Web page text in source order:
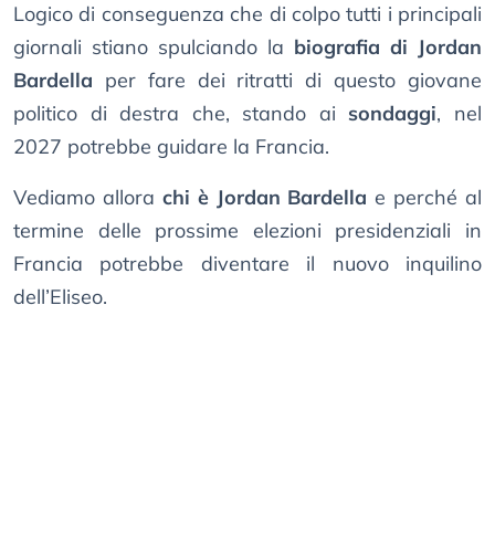
Logico di conseguenza che di colpo tutti i principali
giornali stiano spulciando la biografia di Jordan
Bardella per fare dei ritratti di questo giovane
politico di destra che, stando ai sondaggi, nel
2027 potrebbe guidare la Francia.
Vediamo allora chi è Jordan Bardella e perché al
termine delle prossime elezioni presidenziali in
Francia potrebbe diventare il nuovo inquilino
dell’Eliseo.